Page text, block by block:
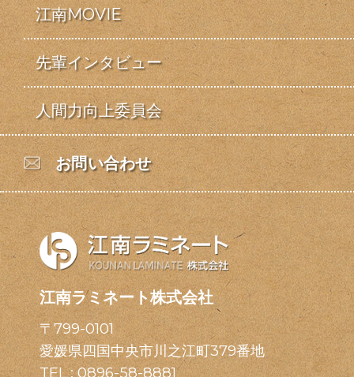
江南MOVIE
先輩インタビュー
人間力向上委員会
お問い合わせ
江南ラミネート株式会社
〒799-0101
愛媛県四国中央市川之江町379番地
TEL :0896-58-8881